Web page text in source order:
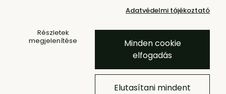
Terres De Rêves tálka, XL –
szürkéskék
Adatvédelmi tájékoztató
Részletek
megjelenítése
Minden cookie
elfogadás
Elutasítani mindent